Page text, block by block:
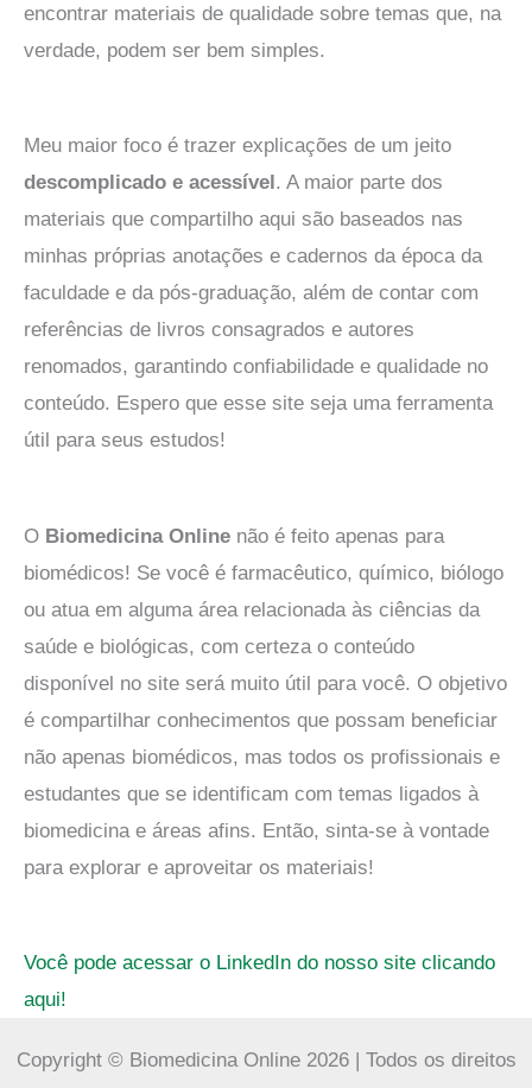
encontrar materiais de qualidade sobre temas que, na
verdade, podem ser bem simples.
Meu maior foco é trazer explicações de um jeito
descomplicado e acessível. A maior parte dos
materiais que compartilho aqui são baseados nas
minhas próprias anotações e cadernos da época da
faculdade e da pós-graduação, além de contar com
referências de livros consagrados e autores
renomados, garantindo confiabilidade e qualidade no
conteúdo. Espero que esse site seja uma ferramenta
útil para seus estudos!
O Biomedicina Online não é feito apenas para
biomédicos! Se você é farmacêutico, químico, biólogo
ou atua em alguma área relacionada às ciências da
saúde e biológicas, com certeza o conteúdo
disponível no site será muito útil para você. O objetivo
é compartilhar conhecimentos que possam beneficiar
não apenas biomédicos, mas todos os profissionais e
estudantes que se identificam com temas ligados à
biomedicina e áreas afins. Então, sinta-se à vontade
para explorar e aproveitar os materiais!
Você pode acessar o LinkedIn do nosso site clicando
aqui!
Copyright © Biomedicina Online 2026 | Todos os direitos